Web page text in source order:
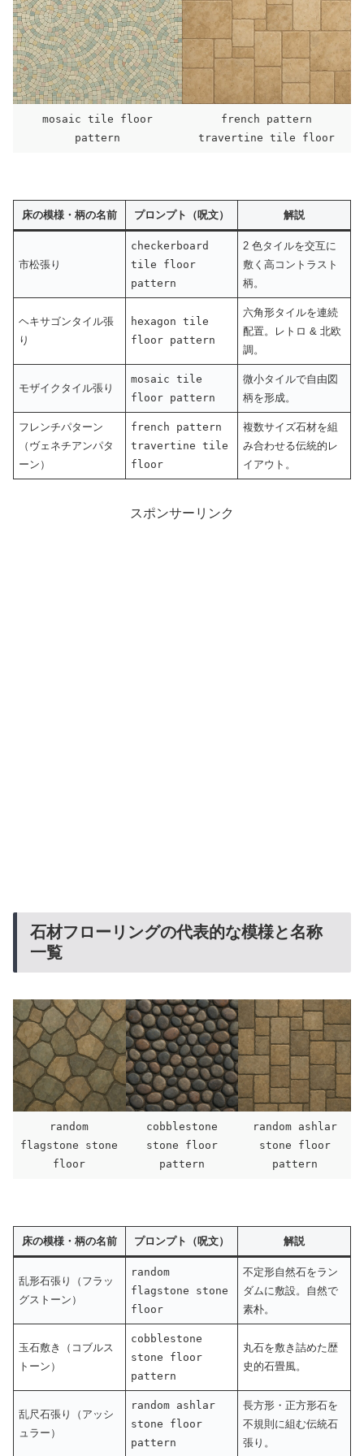
mosaic tile floor
pattern
french pattern
travertine tile floor
床の模様・柄の名前 プロンプト（呪文） 解説
市松張り
checkerboard
tile floor
pattern
2 色タイルを交互に
敷く高コントラスト
柄。
ヘキサゴンタイル張
り
hexagon tile
floor pattern
六角形タイルを連続
配置。レトロ & 北欧
調。
モザイクタイル張り
mosaic tile
floor pattern
微小タイルで自由図
柄を形成。
フレンチパターン
（ヴェネチアンパタ
ーン）
french pattern
travertine tile
floor
複数サイズ石材を組
み合わせる伝統的レ
イアウト。
スポンサーリンク
石材フローリングの代表的な模様と名称
一覧
random
flagstone stone
floor
cobblestone
stone floor
pattern
random ashlar
stone floor
pattern
床の模様・柄の名前 プロンプト（呪文） 解説
乱形石張り（フラッ
グストーン）
random
flagstone stone
floor
不定形自然石をラン
ダムに敷設。自然で
素朴。
玉石敷き（コブルス
トーン）
cobblestone
stone floor
pattern
丸石を敷き詰めた歴
史的石畳風。
乱尺石張り（アッシ
ュラー）
random ashlar
stone floor
pattern
長方形・正方形石を
不規則に組む伝統石
張り。